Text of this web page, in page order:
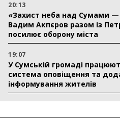
20:13
«Захист неба над Сумами —
Вадим Акпєров разом із
посилює оборону міста
19:07
У Сумській громаді
система оповіщення та
інформування жителів